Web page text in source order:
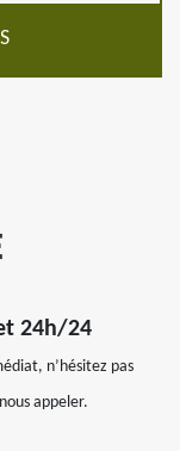
24h/24
n’hésitez pas
appeler.